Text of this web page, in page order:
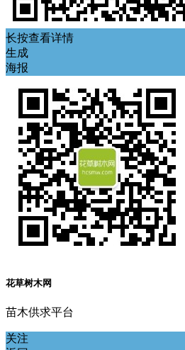
长按查看详情
生成
海报
花草树木网
苗木供求平台
关注